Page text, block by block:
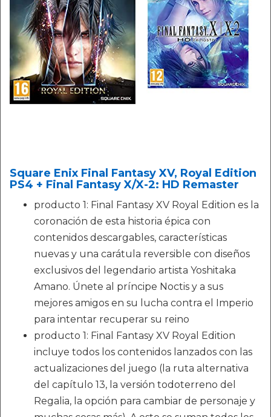
Square Enix Final Fantasy XV, Royal Edition
PS4 + Final Fantasy X/X-2: HD Remaster
producto 1: Final Fantasy XV Royal Edition es la
coronación de esta historia épica con
contenidos descargables, características
nuevas y una carátula reversible con diseños
exclusivos del legendario artista Yoshitaka
Amano. Únete al príncipe Noctis y a sus
mejores amigos en su lucha contra el Imperio
para intentar recuperar su reino
producto 1: Final Fantasy XV Royal Edition
incluye todos los contenidos lanzados con las
actualizaciones del juego (la ruta alternativa
del capítulo 13, la versión todoterreno del
Regalia, la opción para cambiar de personaje y